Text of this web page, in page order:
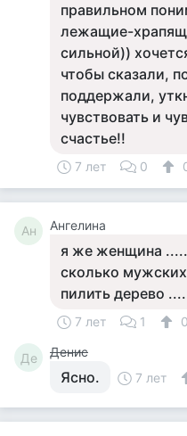
правильном
лежащие-
сильной))
чтобы сказали,
поддержали,
чувствовать и
счастье!!
7 лет 0
Ан Ангелина
я же женщина
сколько
пилить дерево
7 лет 1 0
Де Денис
Ясно. 7 лет